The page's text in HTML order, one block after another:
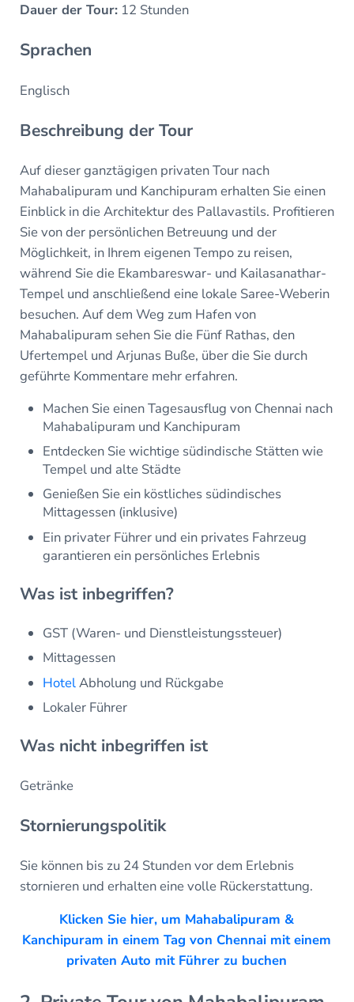
Dauer der Tour:12 Stunden
Sprachen
Englisch
Beschreibung der Tour
Auf dieser ganztägigen privaten Tour nach
Mahabalipuram und Kanchipuram erhalten Sie einen
Einblick in die Architektur des Pallavastils. Profitieren
Sie von der persönlichen Betreuung und der
Möglichkeit, in Ihrem eigenen Tempo zu reisen,
während Sie die Ekambareswar- und Kailasanathar-
Tempel und anschließend eine lokale Saree-Weberin
besuchen. Auf dem Weg zum Hafen von
Mahabalipuram sehen Sie die Fünf Rathas, den
Ufertempel und Arjunas Buße, über die Sie durch
geführte Kommentare mehr erfahren.
Machen Sie einen Tagesausflug von Chennai nach
Mahabalipuram und Kanchipuram
Entdecken Sie wichtige südindische Stätten wie
Tempel und alte Städte
Genießen Sie ein köstliches südindisches
Mittagessen (inklusive)
Ein privater Führer und ein privates Fahrzeug
garantieren ein persönliches Erlebnis
Was ist inbegriffen?
GST (Waren- und Dienstleistungssteuer)
Mittagessen
HotelAbholung und Rückgabe
Lokaler Führer
Was nicht inbegriffen ist
Getränke
Stornierungspolitik
Sie können bis zu 24 Stunden vor dem Erlebnis
stornieren und erhalten eine volle Rückerstattung.
Klicken Sie hier, um Mahabalipuram &
Kanchipuram in einem Tag von Chennai mit einem
privaten Auto mit Führer zu buchen